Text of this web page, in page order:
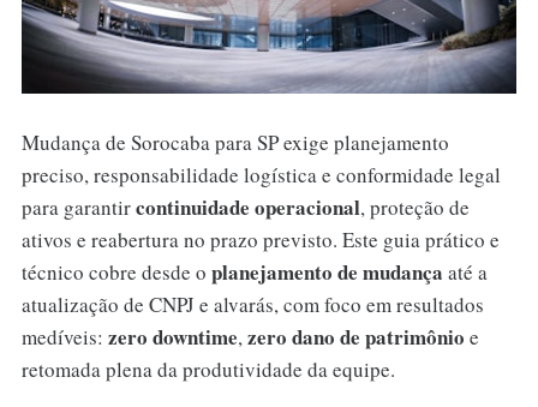
Mudança de Sorocaba para SP exige planejamento
preciso, responsabilidade logística e conformidade legal
para garantircontinuidade operacional, proteção de
ativos e reabertura no prazo previsto. Este guia prático e
técnico cobre desde o planejamento de mudança até a
atualização de CNPJ e alvarás, com foco em resultados
medíveis: zero downtime,zero dano de patrimônio e
retomada plena da produtividade da equipe.